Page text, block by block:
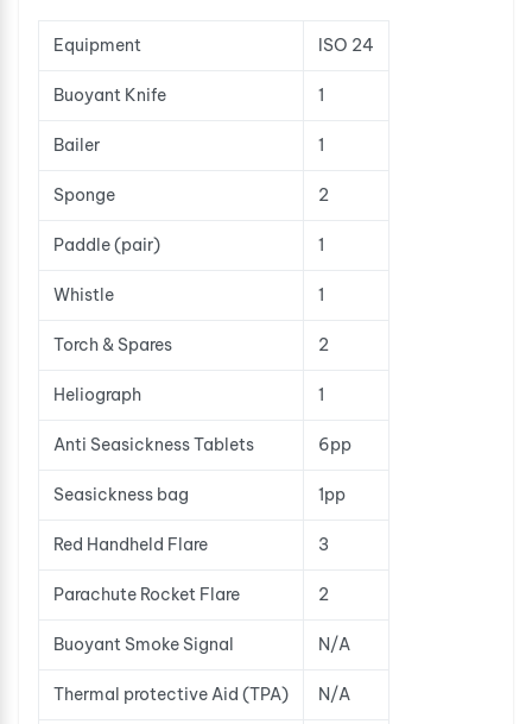
Equipment ISO 24
Buoyant Knife 1
Bailer 1
Sponge 2
Paddle (pair) 1
Whistle 1
Torch & Spares 2
Heliograph 1
Anti Seasickness Tablets 6pp
Seasickness bag 1pp
Red Handheld Flare 3
Parachute Rocket Flare 2
Buoyant Smoke Signal N/A
Thermal protective Aid (TPA) N/A